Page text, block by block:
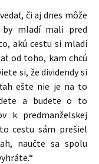
či aj dnes môže
mladí mali pred
akú cestu si mladí
od toho, kam chcú
si, že dividendy si
ešte nie je na to
a budete o to
k predmanželskej
cestu sám prešiel
naučte sa spolu